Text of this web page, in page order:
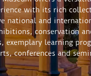
with its rich
national and
conservation
exemplary learning
conferences and